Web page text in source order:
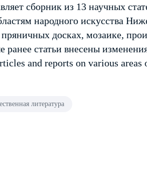
сборник из 13 научных
народного искусства
досках, мозаике,
ранее статьи внесены
and reports on various
литература